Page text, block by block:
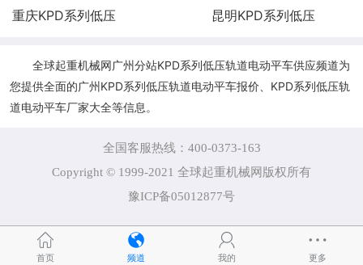
重庆KPD系列低压
昆明KPD系列低压
全球起重机械网广州分站KPD系列低压轨道电动平车供应频道为
您提供全面的广州KPD系列低压轨道电动平车报价、KPD系列低压轨
道电动平车厂家大全等信息。
全国客服热线：400-0373-163
Copyright © 1999-2021 全球起重机械网版权所有
豫ICP备05012877号
首页 频道 我的 更多